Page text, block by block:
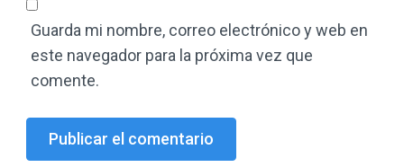
Guarda mi nombre, correo electrónico y web en
este navegador para la próxima vez que
comente.